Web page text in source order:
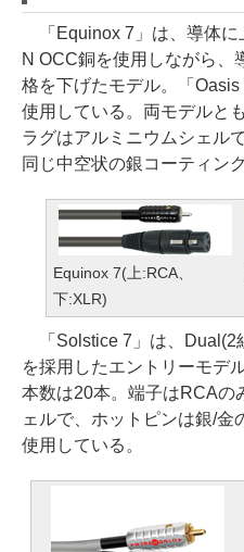
「Equinox 7」は、導体に
N OCC銅を使用しながら、
格を下げたモデル。「
使用している。両モデルと
ラグはアルミニウムシェル
同じ中空状の銀コーティン
Equinox 7(上:RCA、
下:XLR)
「Solstice 7」は、Dual(2
を採用したエントリーモデ
本数は20本。端子はRCAの
ェルで、ホットピンは銀/金
使用している。